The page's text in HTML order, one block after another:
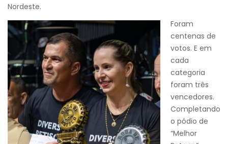
Nordeste.
Foram
centenas de
votos. E em
cada
categoria
foram três
vencedores.
Completando
o pódio de
“Melhor